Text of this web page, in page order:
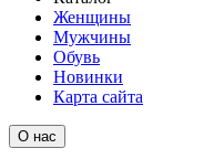
Женщины
Мужчины
Обувь
Новинки
Карта сайта
О нас